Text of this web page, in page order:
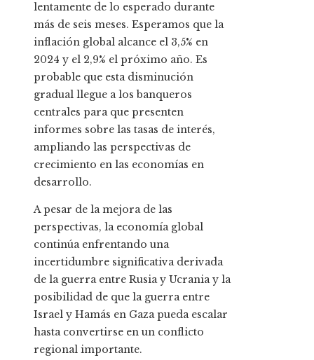
lentamente de lo esperado durante
más de seis meses. Esperamos que la
inflación global alcance el 3,5% en
2024 y el 2,9% el próximo año. Es
probable que esta disminución
gradual llegue a los banqueros
centrales para que presenten
informes sobre las tasas de interés,
ampliando las perspectivas de
crecimiento en las economías en
desarrollo.
A pesar de la mejora de las
perspectivas, la economía global
continúa enfrentando una
incertidumbre significativa derivada
de la guerra entre Rusia y Ucrania y la
posibilidad de que la guerra entre
Israel y Hamás en Gaza pueda escalar
hasta convertirse en un conflicto
regional importante.